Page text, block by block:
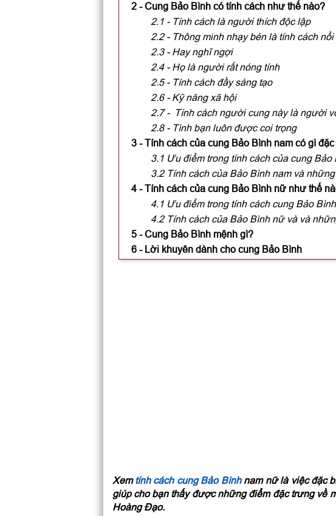
2 - Cung Bảo Bình có tính cách như thế nào?
2.1 - Tính cách là người thích độc lập
2.2 - Thông minh nhạy bén là tính cách nổi
2.3 - Hay nghĩ ngợi
2.4 - Họ là người rất nóng tính
2.5 - Tính cách đầy sáng tạo
2.6 - Kỹ năng xã hội
2.7 - Tính cách người cung này là người
2.8 - Tình bạn luôn được coi trọng
3 - Tính cách của cung Bảo Bình nam có gì
3.1 Ưu điểm trong tính cách của cung Bảo
3.2 Tính cách của Bảo Bình nam và
4 - Tính cách của cung Bảo Bình nữ như thế
4.1 Ưu điểm trong tính cách cung Bảo
4.2 Tính cách của Bảo Bình nữ và và
5 - Cung Bảo Bình mệnh gì?
6 - Lời khuyên dành cho cung Bảo Bình
Xemtính cách cung Bảo Bìnhnam nữ là việc đặc
giúp cho bạn thấy được những điểm đặc trưng về
Hoàng Đạo.